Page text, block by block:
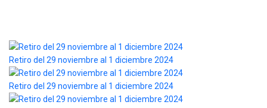
Retiro del 29 noviembre al 1 diciembre 2024
Retiro del 29 noviembre al 1 diciembre 2024